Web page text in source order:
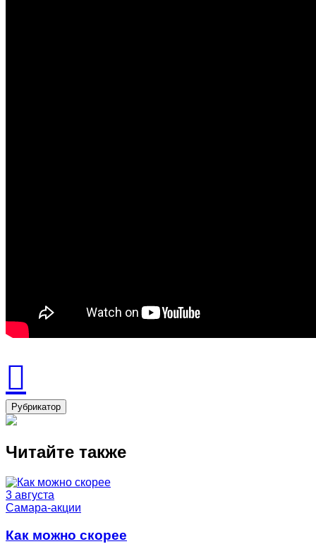
Рубрикатор
Читайте также
3 августа
Самара-акции
Как можно скорее